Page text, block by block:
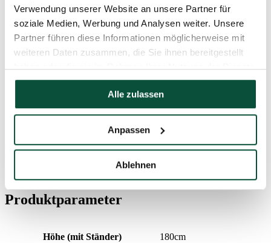
Verwendung unserer Website an unsere Partner für
soziale Medien, Werbung und Analysen weiter. Unsere
Partner führen diese Informationen möglicherweise mit
weiteren Daten zusammen, die Sie ihnen bereitgestellt
haben oder die sie im Rahmen Ihrer Nutzung der Dienste
gesammelt haben.
Alle zulassen
Anpassen
Ablehnen
Anzahl der Teile
Ständer (im Lieferumfang enthalten) Metallständer
Lieferzeit 4 Tage
FAVI Kategória Weihnachtsbäume
Preisverlauf
Produktparameter
Höhe (mit Ständer) 180cm